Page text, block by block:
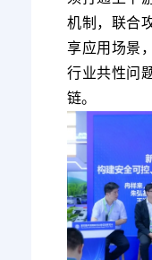
机制，联合
享应用场景
行业共性问
链。